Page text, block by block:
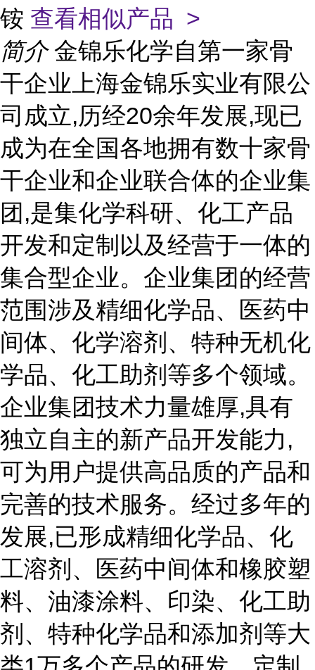
铵 查看相似产品 >
简介 金锦乐化学自第一家骨
干企业上海金锦乐实业有限公
司成立,历经20余年发展,现已
成为在全国各地拥有数十家骨
干企业和企业联合体的企业集
团,是集化学科研、化工产品
开发和定制以及经营于一体的
集合型企业。企业集团的经营
范围涉及精细化学品、医药中
间体、化学溶剂、特种无机化
学品、化工助剂等多个领域。
企业集团技术力量雄厚,具有
独立自主的新产品开发能力,
可为用户提供高品质的产品和
完善的技术服务。经过多年的
发展,已形成精细化学品、化
工溶剂、医药中间体和橡胶塑
料、油漆涂料、印染、化工助
剂、特种化学品和添加剂等大